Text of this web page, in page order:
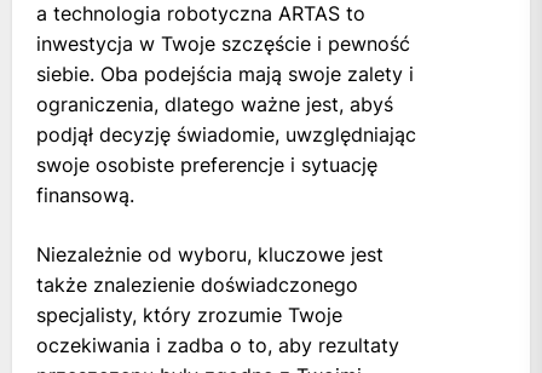
a technologia robotyczna ARTAS to
inwestycja w Twoje szczęście i pewność
siebie. Oba podejścia mają swoje zalety i
ograniczenia, dlatego ważne jest, abyś
podjął decyzję świadomie, uwzględniając
swoje osobiste preferencje i sytuację
finansową.
Niezależnie od wyboru, kluczowe jest
także znalezienie doświadczonego
specjalisty, który zrozumie Twoje
oczekiwania i zadba o to, aby rezultaty